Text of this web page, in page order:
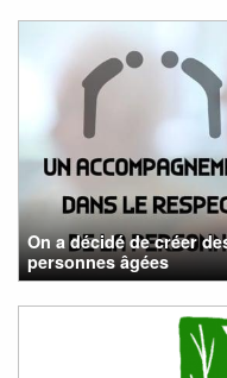
On a décidé de créer
personnes âgées